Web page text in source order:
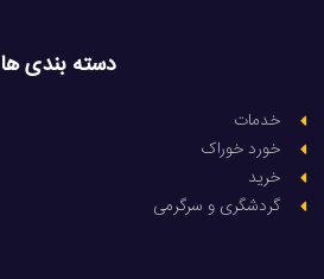
دسته بندی ها
خدمات
خورد خوراک
خرید
گردشگری و سرگرمی